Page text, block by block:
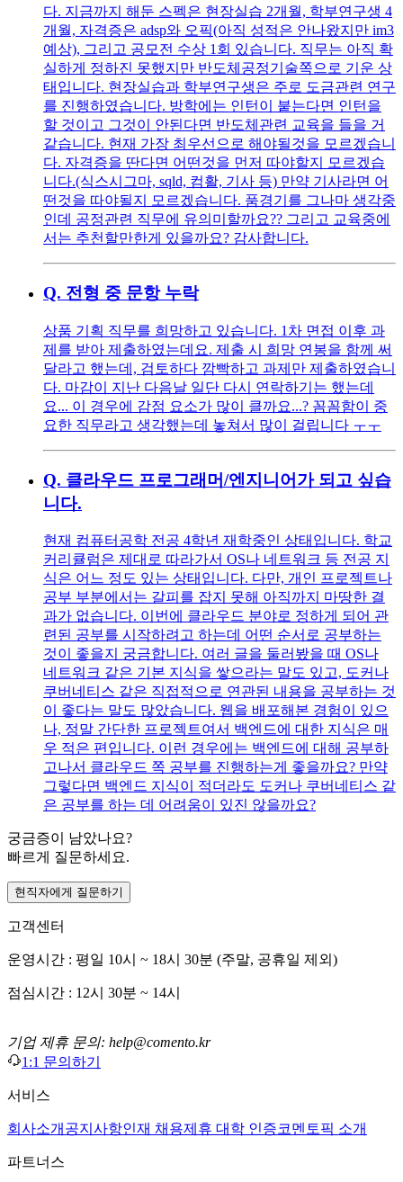
다. 지금까지 해둔 스펙은 현장실습 2개월, 학부연구생 4
개월, 자격증은 adsp와 오픽(아직 성적은 안나왔지만 im3
예상), 그리고 공모전 수상 1회 있습니다. 직무는 아직 확
실하게 정하진 못했지만 반도체공정기술쪽으로 기운 상
태입니다. 현장실습과 학부연구생은 주로 도금관련 연구
를 진행하였습니다. 방학에는 인턴이 붙는다면 인턴을
할 것이고 그것이 안된다면 반도체관련 교육을 들을 거
같습니다. 현재 가장 최우선으로 해야될것을 모르겠습니
다. 자격증을 딴다면 어떤것을 먼저 따야할지 모르겠습
니다.(식스시그마, sqld, 컴활, 기사 등) 만약 기사라면 어
떤것을 따야될지 모르겠습니다. 품경기를 그나마 생각중
인데 공정관련 직무에 유의미할까요?? 그리고 교육중에
서는 추천할만한게 있을까요? 감사합니다.
Q. 전형 중 문항 누락
상품 기획 직무를 희망하고 있습니다. 1차 면접 이후 과
제를 받아 제출하였는데요. 제출 시 희망 연봉을 함께 써
달라고 했는데, 검토하다 깜빡하고 과제만 제출하였습니
다. 마감이 지난 다음날 일단 다시 연락하기는 했는데
요... 이 경우에 감점 요소가 많이 클까요...? 꼼꼼함이 중
요한 직무라고 생각했는데 놓쳐서 많이 걸립니다 ㅜㅜ
Q. 클라우드 프로그래머/엔지니어가 되고 싶습
니다.
현재 컴퓨터공학 전공 4학년 재학중인 상태입니다. 학교
커리큘럼은 제대로 따라가서 OS나 네트워크 등 전공 지
식은 어느 정도 있는 상태입니다. 다만, 개인 프로젝트나
공부 부분에서는 갈피를 잡지 못해 아직까지 마땅한 결
과가 없습니다. 이번에 클라우드 분야로 정하게 되어 관
련된 공부를 시작하려고 하는데 어떤 순서로 공부하는
것이 좋을지 궁금합니다. 여러 글을 둘러봤을 때 OS나
네트워크 같은 기본 지식을 쌓으라는 말도 있고, 도커나
쿠버네티스 같은 직접적으로 연관된 내용을 공부하는 것
이 좋다는 말도 많았습니다. 웹을 배포해본 경험이 있으
나, 정말 간단한 프로젝트여서 백엔드에 대한 지식은 매
우 적은 편입니다. 이런 경우에는 백엔드에 대해 공부하
고나서 클라우드 쪽 공부를 진행하는게 좋을까요? 만약
그렇다면 백엔드 지식이 적더라도 도커나 쿠버네티스 같
은 공부를 하는 데 어려움이 있진 않을까요?
궁금증이 남았나요?
빠르게 질문하세요.
현직자에게 질문하기
고객센터
운영시간 : 평일 10시 ~ 18시 30분 (주말, 공휴일 제외)
점심시간 : 12시 30분 ~ 14시
기업 제휴 문의: help@comento.kr
1:1 문의하기
서비스
회사소개 공지사항인재 채용제휴 대학 인증코멘토픽 소개
파트너스